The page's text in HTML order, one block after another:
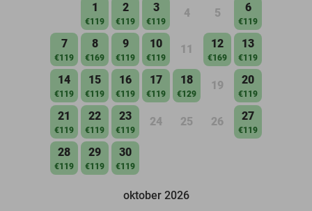
1
€119
2
€119
3
€119
4 5 6
€119
7
€119
8
€169
9
€119
10
€119
11 12
€169
13
€119
14
€119
15
€119
16
€119
17
€119
18
€129
19 20
€119
21
€119
22
€119
23
€119
24 25 26 27
€119
28
€119
29
€119
30
€119
oktober 2026